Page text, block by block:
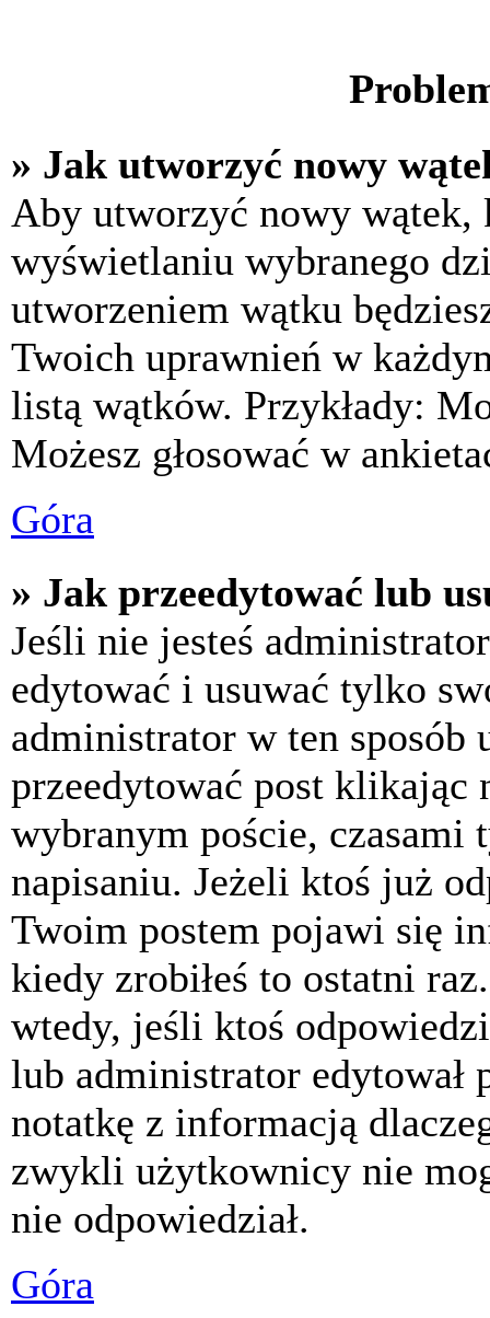
» Jak utworzyć nowy
Aby utworzyć nowy
wyświetlaniu wybranego
utworzeniem wątku
Twoich uprawnień w
listą wątków. Przykłady:
Możesz głosować w
Góra
» Jak przeedytować lub
Jeśli nie jesteś
edytować i usuwać tylko
administrator w ten sposób
przeedytować post klikając
wybranym poście, czasami
napisaniu. Jeżeli ktoś już
Twoim postem pojawi się
kiedy zrobiłeś to ostatni
wtedy, jeśli ktoś
lub administrator edytował
notatkę z informacją
zwykli użytkownicy nie
nie odpowiedział.
Góra